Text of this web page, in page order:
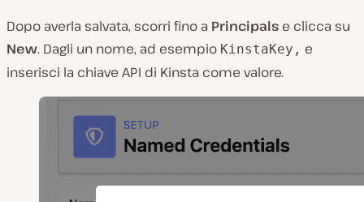
Dopo averla salvata, scorri fino a Principals e clicca su
New. Dagli un nome, ad esempio KinstaKey, e
inserisci la chiave API di Kinsta come valore.